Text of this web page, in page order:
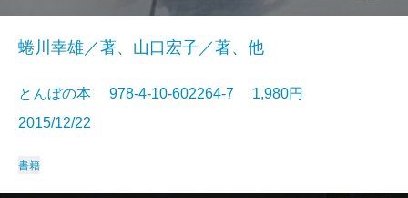
蜷川幸雄／著、山口宏子／著、他
とんぼの本 978-4-10-602264-7 1,980円
2015/12/22
書籍